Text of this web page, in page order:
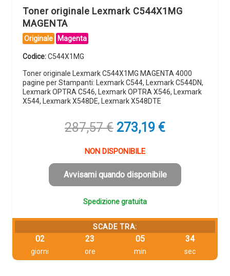
Toner originale Lexmark C544X1MG
MAGENTA
Originale Magenta
Codice:C544X1MG
Toner originale Lexmark C544X1MG MAGENTA 4000
pagine per Stampanti: Lexmark C544, Lexmark C544DN,
Lexmark OPTRA C546, Lexmark OPTRA X546, Lexmark
X544, Lexmark X548DE, Lexmark X548DTE
287,57€ Il
originale
era:
287,57 €.
273,19 €Il
è:
273,19 €.
NON DISPONIBILE
Avvisami quando disponibile
Spedizione gratuita
SCADE TRA:
02
giorni
23
ore
05
min
33
sec